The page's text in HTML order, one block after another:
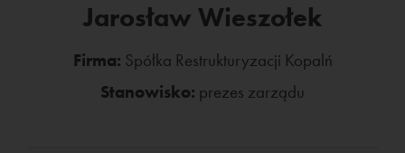
Jarosław Wieszołek
Firma: Spółka Restrukturyzacji Kopalń
Stanowisko: prezes zarządu